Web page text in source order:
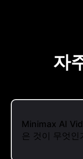
자
Minimax AI
은 것이 무엇인